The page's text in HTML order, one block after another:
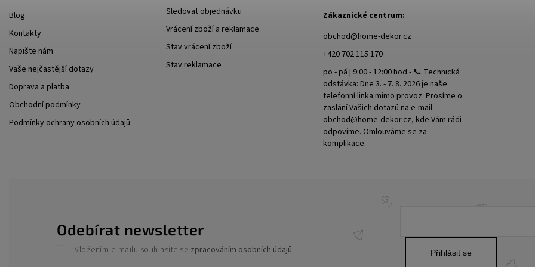
Blog
Kontakty
Napište nám
Vaše nejčastější dotazy
Doprava a platba
Obchodní podmínky
Podmínky ochrany osobních údajů
Sledovat objednávku
Vrácení zboží a reklamace
Stav vrácení zboží
Stav reklamace
Odebírat newsletter
Vložením e-mailu souhlasíte se zpracováním osobních údajů. Přihlásit se
Zákaznické centrum:
obchod@home-dekor.cz
+420 702 115 170
po - pá | 9:00 - 12:00 hod - 📞 Technická
odstávka: Dne 3. - 7. 8. 2026 je naše
telefonní linka mimo provoz. Prosíme o
zaslání Vašich dotazů na e-mail
obchod@home-dekor.cz, kde Vám rádi
odpovíme. Omlouváme se za
komplikace.